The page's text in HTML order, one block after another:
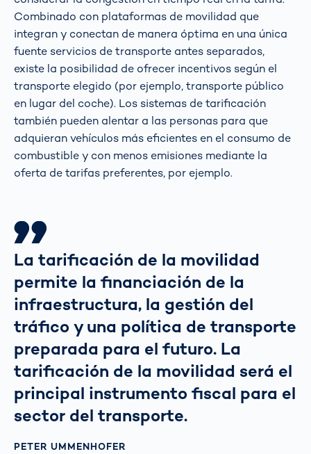
Combinado con plataformas de movilidad que
integran y conectan de manera óptima en una única
fuente servicios de transporte antes separados,
existe la posibilidad de ofrecer incentivos según el
transporte elegido (por ejemplo, transporte público
en lugar del coche). Los sistemas de tarificación
también pueden alentar a las personas para que
adquieran vehículos más eficientes en el consumo de
combustible y con menos emisiones mediante la
oferta de tarifas preferentes, por ejemplo.
La tarificación de la movilidad
permite la financiación de la
infraestructura, la gestión del
tráfico y una política de transporte
preparada para el futuro. La
tarificación de la movilidad será el
principal instrumento fiscal para el
sector del transporte.
PETER UMMENHOFER